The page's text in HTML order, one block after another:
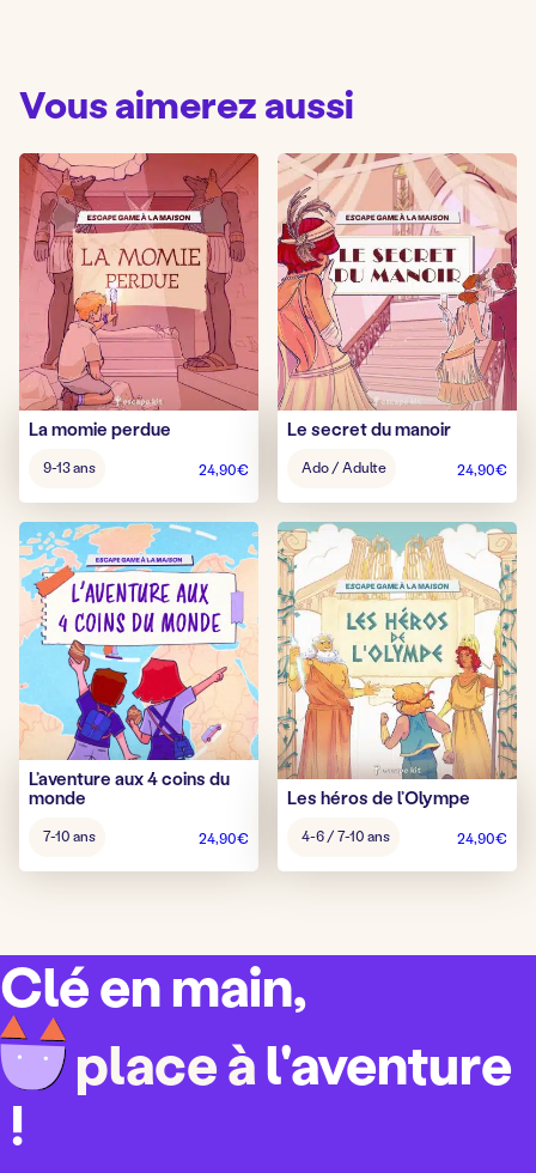
Vous aimerez aussi
La momie perdue
pour9-13 ans 24,90€
Le secret du manoir
pour
Ado / Adulte 24,90€
L’aventure aux 4 coins du
monde
pour
7-10 ans 24,90€
Les héros de l’Olympe
pour
4-6 / 7-10 ans 24,90€
Clé en main,
place àl'aventure
!